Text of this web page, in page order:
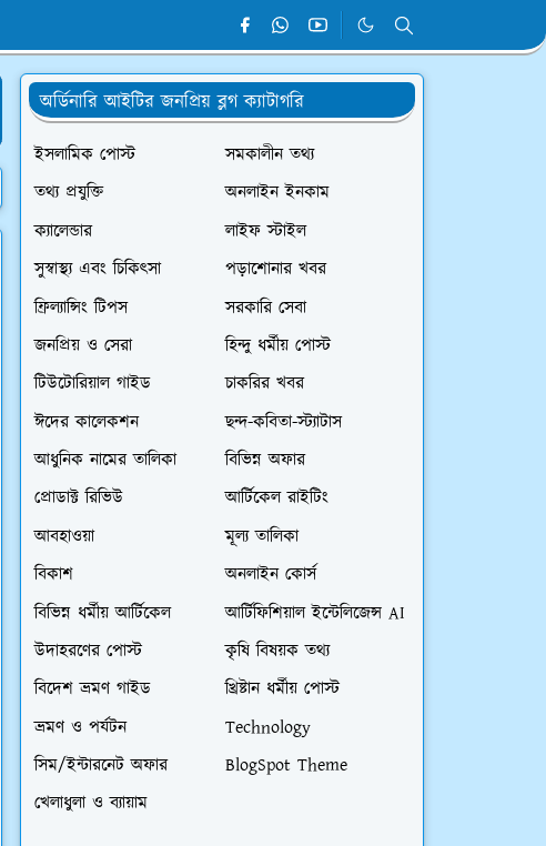
অর্ডিনারি আইটির জনপ্রিয় ব্লগ ক্যাটাগরি
ইসলামিক পোস্ট
সমকালীন তথ্য
তথ্য প্রযুক্তি
অনলাইন ইনকাম
ক্যালেন্ডার
লাইফ স্টাইল
সুস্বাস্থ্য এবং চিকিৎসা
পড়াশোনার খবর
ফ্রিল্যান্সিং টিপস
সরকারি সেবা
জনপ্রিয় ও সেরা
হিন্দু ধর্মীয় পোস্ট
টিউটোরিয়াল গাইড
চাকরির খবর
ঈদের কালেকশন
ছন্দ-কবিতা-স্ট্যাটাস
আধুনিক নামের তালিকা
বিভিন্ন অফার
প্রোডাক্ট রিভিউ
আর্টিকেল রাইটিং
আবহাওয়া
মূল্য তালিকা
বিকাশ
অনলাইন কোর্স
বিভিন্ন ধর্মীয় আর্টিকেল
আর্টিফিশিয়াল ইন্টেলিজেন্স AI
উদাহরণের পোস্ট
কৃষি বিষয়ক তথ্য
বিদেশ ভ্রমণ গাইড
খ্রিষ্টান ধর্মীয় পোস্ট
ভ্রমণ ও পর্যটন
Technology
সিম/ইন্টারনেট অফার
BlogSpot Theme
খেলাধুলা ও ব্যায়াম